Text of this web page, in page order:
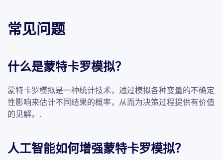
常见问题
什么是蒙特卡罗模拟？
蒙特卡罗模拟是一种统计技术，通过模拟各种变量的不确定
性影响来估计不同结果的概率，从而为决策过程提供有价值
的见解。.
人工智能如何增强蒙特卡罗模拟？